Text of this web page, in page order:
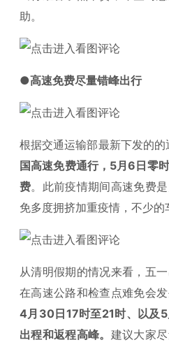
助。
●高速免费尽量错峰出行
根据交通运输部最新下发的的
国高速免费通行，5月6日零
费。此前疫情期间高速免费
免多度拥挤加重疫情，不少的
从清明假期的情况来看，五
在高速公路和检查点难免会
4月30日17时至21时、以及
出程和返程高峰。 建议大家